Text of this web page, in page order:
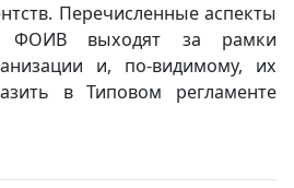
Перечисленные аспекты
ФОИВ выходят за рамки
и, по-видимому, их
в Типовом регламенте